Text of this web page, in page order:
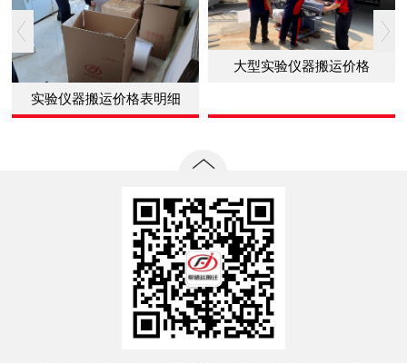
实验仪器搬运价格表明细
大型实验仪器搬运价格